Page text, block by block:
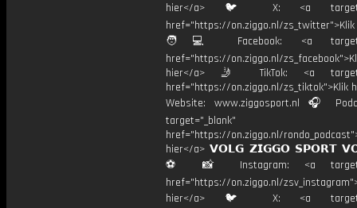
hier</a> 🐦 X: <a
href="https://on.ziggo.nl/
🧑💻 Facebook: <a
href="https://on.ziggo.nl/
hier</a> 🤳 TikTok: <a
href="https://on.ziggo.nl/zs_tiktok">Klik
Website: www.ziggosport.nl 🎧
target="_blank"
href="https://on.ziggo.nl/
hier</a> 𝗩𝗢𝗟𝗚 𝗭𝗜𝗚𝗚𝗢 𝗦𝗣𝗢𝗥𝗧
⚽️ 📸 Instagram: <a
href="https://on.ziggo.nl/
hier</a> 🐦 X: <a